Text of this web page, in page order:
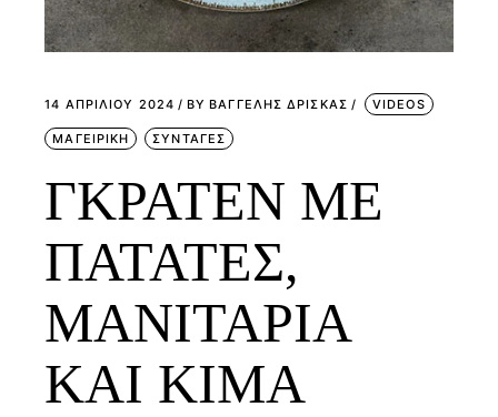
14 ΑΠΡΙΛΊΟΥ 2024 BY ΒΑΓΓΕΛΗΣ ΔΡΙΣΚΑΣ VIDEOS
ΜΑΓΕΙΡΙΚΗ ΣΥΝΤΑΓΕΣ
ΓΚΡΑΤΕΝ ΜΕ
ΠΑΤΑΤΕΣ,
ΜΑΝΙΤΑΡΙΑ
ΚΑΙ ΚΙΜΑ